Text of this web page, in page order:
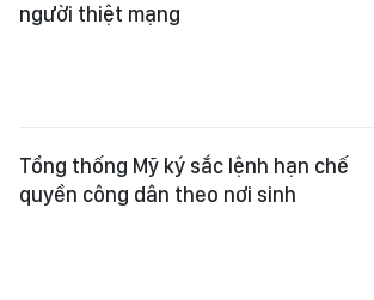
người thiệt mạng
Tổng thống Mỹ ký sắc lệnh hạn chế
quyền công dân theo nơi sinh